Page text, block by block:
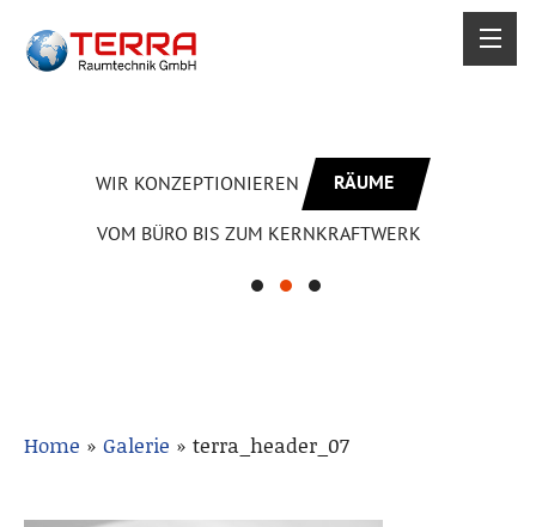
WIR KONZEPTIONIEREN RÄUME
VOM BÜRO BIS ZUM KERNKRAFTWERK
Home » Galerie » terra_header_07